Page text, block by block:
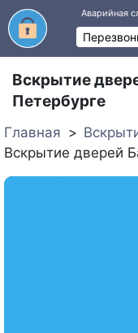
Аварийная
Вскрытие
Петербурге
Главная
Вскрытие дверей